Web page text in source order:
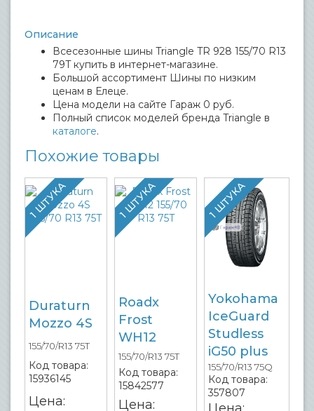
Описание
Всесезонные шины Triangle TR 928 155/70 R13
79T купить в интернет-магазине.
Большой ассортимент Шины по низким
ценам в Елеце.
Цена модели на сайте Гараж 0 руб.
Полный список моделей бренда Triangle в
каталоге.
Похожие товары
1 ШТУКА
Duraturn
Mozzo 4S
155/70/R13 75T
Код товара:
15936145
Цена:
1 ШТУКА
Roadx
Frost
WH12
155/70/R13 75T
Код товара:
15842577
Цена:
1 ШТУКА
Yokohama
IceGuard
Studless
iG50 plus
155/70/R13 75Q
Код товара:
357807